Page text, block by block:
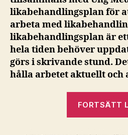
likabehandlingsplan för
arbeta med
likabehandlingsplan är
hela tiden behöver
görs i skrivande stund.
hålla arbetet aktuellt och
FORTSÄTT